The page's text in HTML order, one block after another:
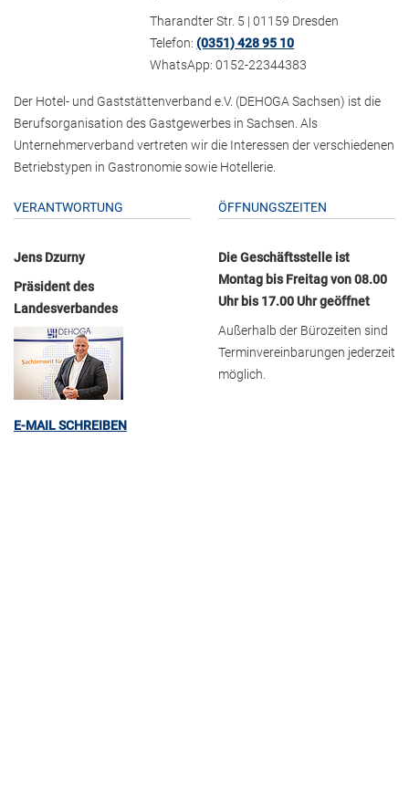
Tharandter Str. 5 | 01159 Dresden
Telefon:(0351) 428 95 10
WhatsApp: 0152-22344383
Der Hotel- und Gaststättenverband e.V. (DEHOGA Sachsen) ist die
Berufsorganisation des Gastgewerbes in Sachsen. Als
Unternehmerverband vertreten wir die Interessen der verschiedenen
Betriebstypen in Gastronomie sowie Hotellerie.
VERANTWORTUNG
Jens Dzurny
Präsident des
Landesverbandes
E-MAIL SCHREIBEN
ÖFFNUNGSZEITEN
Die Geschäftsstelle ist
Montag bis Freitag von 08.00
Uhr bis 17.00 Uhr geöffnet
Außerhalb der Bürozeiten sind
Terminvereinbarungen jederzeit
möglich.